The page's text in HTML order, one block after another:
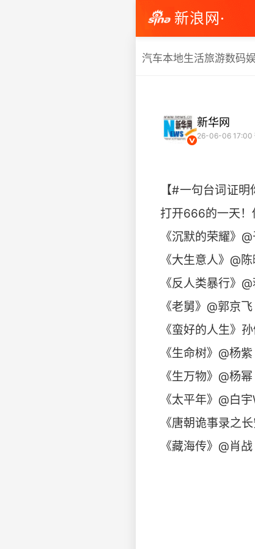
新浪网·
汽车本地生活旅游数码
新华网
26-06-06 17:00
【#一句台词证
打开666的一天！
《沉默的荣耀》
《大生意人》@
《反人类暴行》
《老舅》@郭京
《蛮好的人生》
《生命树》@杨
《生万物》@杨
《太平年》@白
《唐朝诡事录之
《藏海传》@肖